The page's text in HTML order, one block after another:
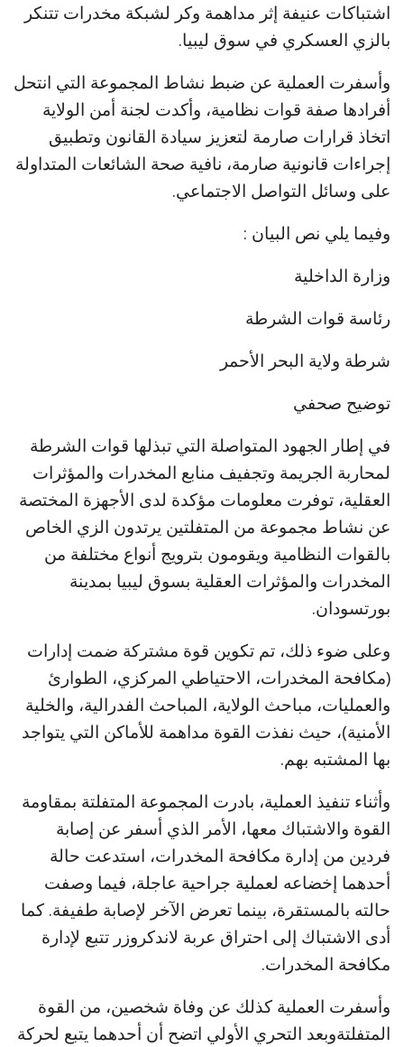
اشتباكات عنيفة إثر مداهمة وكر لشبكة مخدرات تتنكر
بالزي العسكري في سوق ليبيا.
وأسفرت العملية عن ضبط نشاط المجموعة التي انتحل
أفرادها صفة قوات نظامية، وأكدت لجنة أمن الولاية
اتخاذ قرارات صارمة لتعزيز سيادة القانون وتطبيق
إجراءات قانونية صارمة، نافية صحة الشائعات المتداولة
على وسائل التواصل الاجتماعي.
وفيما يلي نص البيان :
وزارة الداخلية
رئاسة قوات الشرطة
شرطة ولاية البحر الأحمر
توضيح صحفي
في إطار الجهود المتواصلة التي تبذلها قوات الشرطة
لمحاربة الجريمة وتجفيف منابع المخدرات والمؤثرات
العقلية، توفرت معلومات مؤكدة لدى الأجهزة المختصة
عن نشاط مجموعة من المتفلتين يرتدون الزي الخاص
بالقوات النظامية ويقومون بترويج أنواع مختلفة من
المخدرات والمؤثرات العقلية بسوق ليبيا بمدينة
بورتسودان.
وعلى ضوء ذلك، تم تكوين قوة مشتركة ضمت إدارات
(مكافحة المخدرات، الاحتياطي المركزي، الطوارئ
والعمليات، مباحث الولاية، المباحث الفدرالية، والخلية
الأمنية)، حيث نفذت القوة مداهمة للأماكن التي يتواجد
بها المشتبه بهم.
وأثناء تنفيذ العملية، بادرت المجموعة المتفلتة بمقاومة
القوة والاشتباك معها، الأمر الذي أسفر عن إصابة
فردين من إدارة مكافحة المخدرات، استدعت حالة
أحدهما إخضاعه لعملية جراحية عاجلة، فيما وصفت
حالته بالمستقرة، بينما تعرض الآخر لإصابة طفيفة. كما
أدى الاشتباك إلى احتراق عربة لاندكروزر تتبع لإدارة
مكافحة المخدرات.
وأسفرت العملية كذلك عن وفاة شخصين، من القوة
المتفلتةوبعد التحري الأولي اتضح أن أحدهما يتبع لحركة